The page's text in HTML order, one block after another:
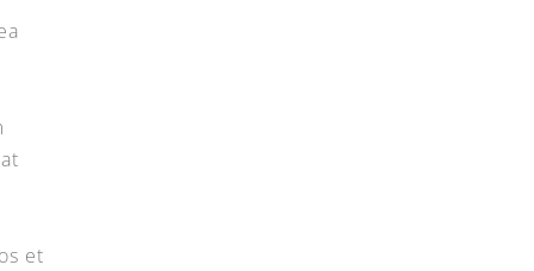
et